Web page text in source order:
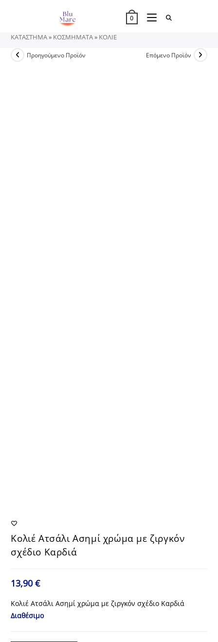
0
ΚΑΤΑΣΤΗΜΑ» ΚΟΣΜΗΜΑΤΑ» ΚΟΛΙΕ
Προηγούμενο Προϊόν Επόμενο Προϊόν
Κολιέ Ατσάλι Ασημί χρώμα με ζιργκόν
σχέδιο Καρδιά
13,90€
Κολιέ Ατσάλι Ασημί χρώμα με ζιργκόν σχέδιο Καρδιά
Διαθέσιμο